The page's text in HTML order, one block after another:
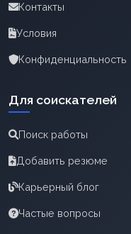
Контакты
Условия
Конфиденциальность
Для соискателей
Поиск работы
Добавить резюме
Карьерный блог
Частые вопросы